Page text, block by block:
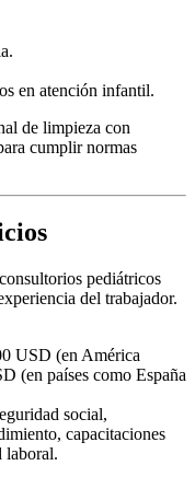
en atención infantil.
de limpieza con
cumplir normas
pediátricos
del trabajador.
USD (en América
(en países como España
social,
capacitaciones
laboral.